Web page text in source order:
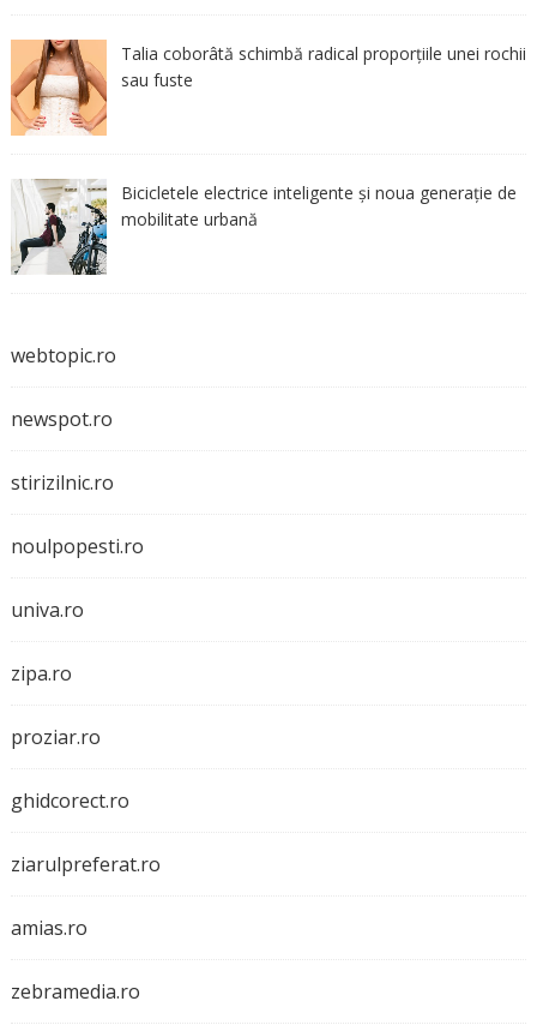
Talia coborâtă schimbă radical proporțiile unei rochii
sau fuste
Bicicletele electrice inteligente și noua generație de
mobilitate urbană
webtopic.ro
newspot.ro
stirizilnic.ro
noulpopesti.ro
univa.ro
zipa.ro
proziar.ro
ghidcorect.ro
ziarulpreferat.ro
amias.ro
zebramedia.ro